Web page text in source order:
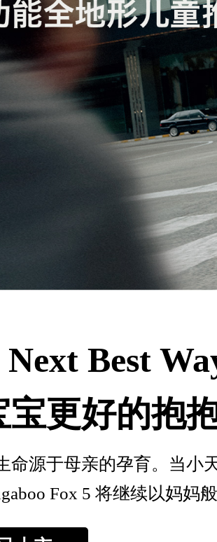
Next Best
宝更好的抱
命源于母亲的孕育。当小
Fox 5 将继续以妈妈